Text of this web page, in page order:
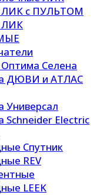
ЛИК с ПУЛЬТОМ
ЛИК
Селена
ДЮВИ и АТЛАС
Универсал
Schneider Electric
Спутник
REV
LEEK